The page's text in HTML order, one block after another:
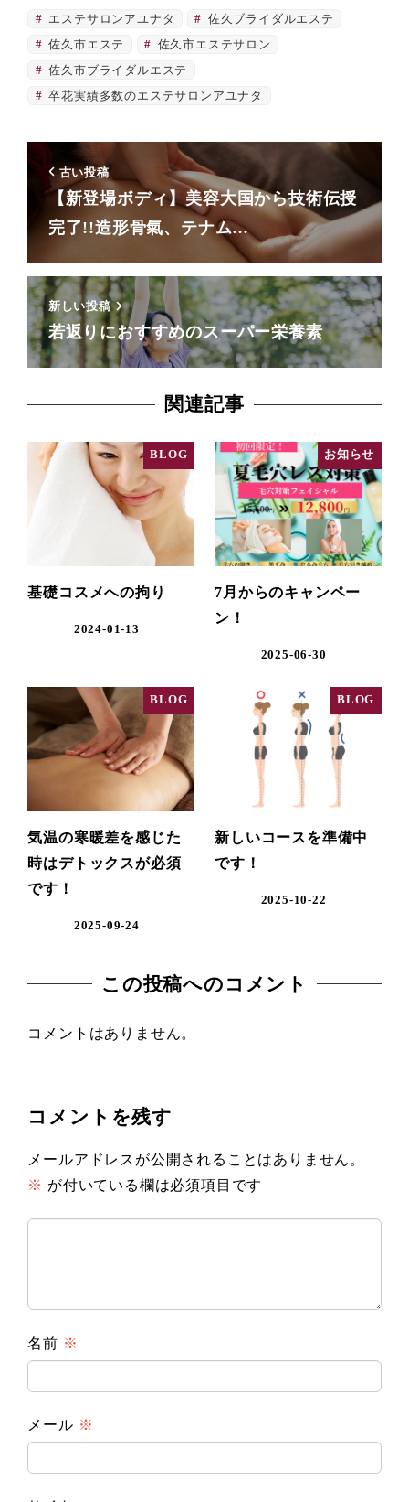
エステサロンアユナタ
佐久ブライダルエステ
佐久市エステ
佐久市エステサロン
佐久市ブライダルエステ
卒花実績多数のエステサロンアユナタ
古い投稿
【新登場ボディ】美容大国から技術伝授
完了!!造形骨氣、テナム…
新しい投稿
若返りにおすすめのスーパー栄養素
関連記事
BLOG
基礎コスメへの拘り
2024-01-13
お知らせ
7月からのキャンペー
ン！
2025-06-30
BLOG
気温の寒暖差を感じた
時はデトックスが必須
です！
2025-09-24
BLOG
新しいコースを準備中
です！
2025-10-22
この投稿へのコメント
コメントはありません。
コメントを残す
メールアドレスが公開されることはありません。
※ が付いている欄は必須項目です
名前 ※
メール ※